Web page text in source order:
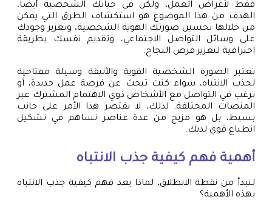
فقط لأغراض العمل، ولكن في حياتك الشخصية أيضًا.
الهدف من هذا الموضوع هو استكشاف الطرق التي يمكن
من خلالها تحسين صورتك الهوية الشخصية، وتعزيز وجودك
على وسائل التواصل الاجتماعي، وتقديم نفسك بطريقة
احترافية لتعزيز فرص النجاح.
تعتبر الصورة الشخصية القوية والأنيقة وسيلة مفتاحية
لجذب الانتباه، سواء كنت تبحث عن فرصة عمل جديدة، أو
ترغب في التواصل مع الأشخاص ذوي الاهتمام المشترك عبر
المنصات المختلفة. لذلك، لا يقتصر هذا الأمر على جانب
بسيط، بل هو مزيج من عدة عناصر تساهم في تشكيل
انطباع قوي لديك.
أهمية فهم كيفية جذب الانتباه
لنبدأ من نقطة الانطلاق، لماذا يعد فهم كيفية جذب الانتباه
بهذه الأهمية؟